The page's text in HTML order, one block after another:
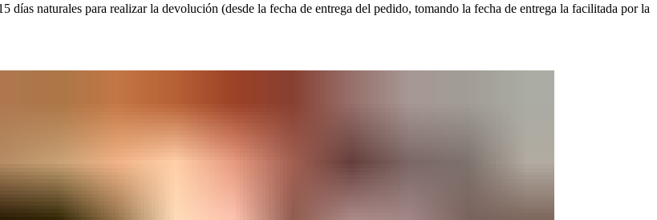
días naturales para realizar la devolución (desde la fecha de entrega del pedido, tomando la fecha de entrega la facilitada por la